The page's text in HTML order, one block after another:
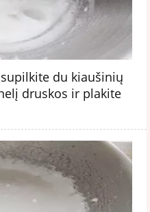
du kiaušinių
druskos ir plakite